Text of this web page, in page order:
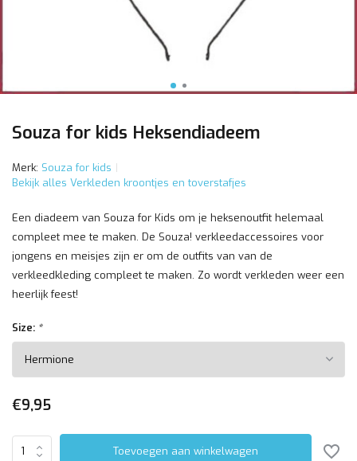
Souza for kids Heksendiadeem
Merk: Souza for kids
Bekijk alles Verkleden kroontjes en toverstafjes
Een diadeem van Souza for Kids om je heksenoutfit helemaal
compleet mee te maken. De Souza! verkleedaccessoires voor
jongens en meisjes zijn er om de outfits van van de
verkleedkleding compleet te maken. Zo wordt verkleden weer een
heerlijk feest!
Size: *
€9,95
Toevoegen aan winkelwagen